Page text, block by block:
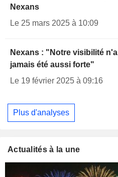
Nexans
Le 25 mars 2025 à 10:09
Nexans : "Notre visibilité n'a
jamais été aussi forte"
Le 19 février 2025 à 09:16
Plus d'analyses
Actualités à la une